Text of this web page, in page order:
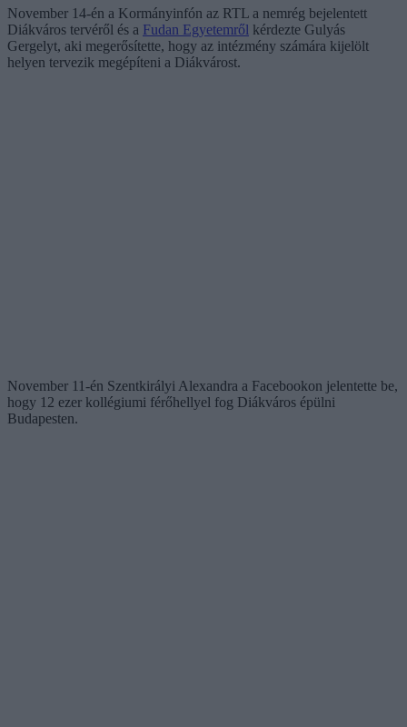
November 14-én a Kormányinfón az RTL a nemrég bejelentett
Diákváros tervéről és a Fudan Egyetemről kérdezte Gulyás
Gergelyt, aki megerősítette, hogy az intézmény számára kijelölt
helyen tervezik megépíteni a Diákvárost.
November 11-én Szentkirályi Alexandra a Facebookon jelentette be,
hogy 12 ezer kollégiumi férőhellyel fog Diákváros épülni
Budapesten.